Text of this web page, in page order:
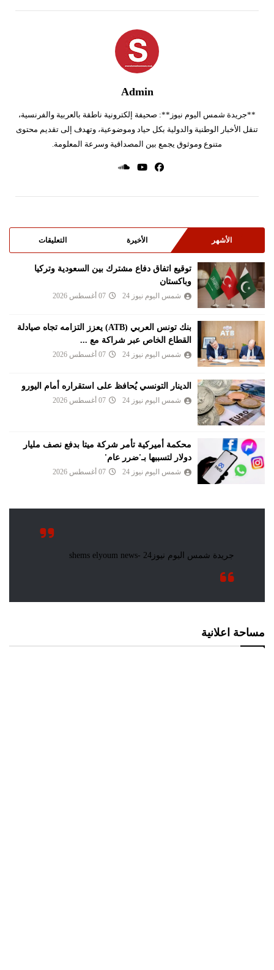
Admin
**جريدة شمس اليوم نيوز**: صحيفة إلكترونية ناطقة بالعربية والفرنسية،
تنقل الأخبار الوطنية والدولية بكل حياد وموضوعية، وتهدف إلى تقديم محتوى
متنوع وموثوق يجمع بين المصداقية وسرعة المعلومة.
الأشهر الأخيرة التعليقات
توقيع اتفاق دفاع مشترك بين السعودية وتركيا
وباكستان
شمس اليوم نيوز 24 07 أغسطس 2026
بنك تونس العربي (ATB) يعزز التزامه تجاه صيادلة
القطاع الخاص عبر شراكة مع ...
شمس اليوم نيوز 24 07 أغسطس 2026
الدينار التونسي يُحافظ على استقراره أمام اليورو
شمس اليوم نيوز 24 07 أغسطس 2026
محكمة أميركية تأمر شركة ميتا بدفع نصف مليار
دولار لتسببها بـ'ضرر عام'
شمس اليوم نيوز 24 07 أغسطس 2026
مساحة اعلانية